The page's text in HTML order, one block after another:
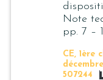
Note
pp. 7 –
CE, 1ère
507244